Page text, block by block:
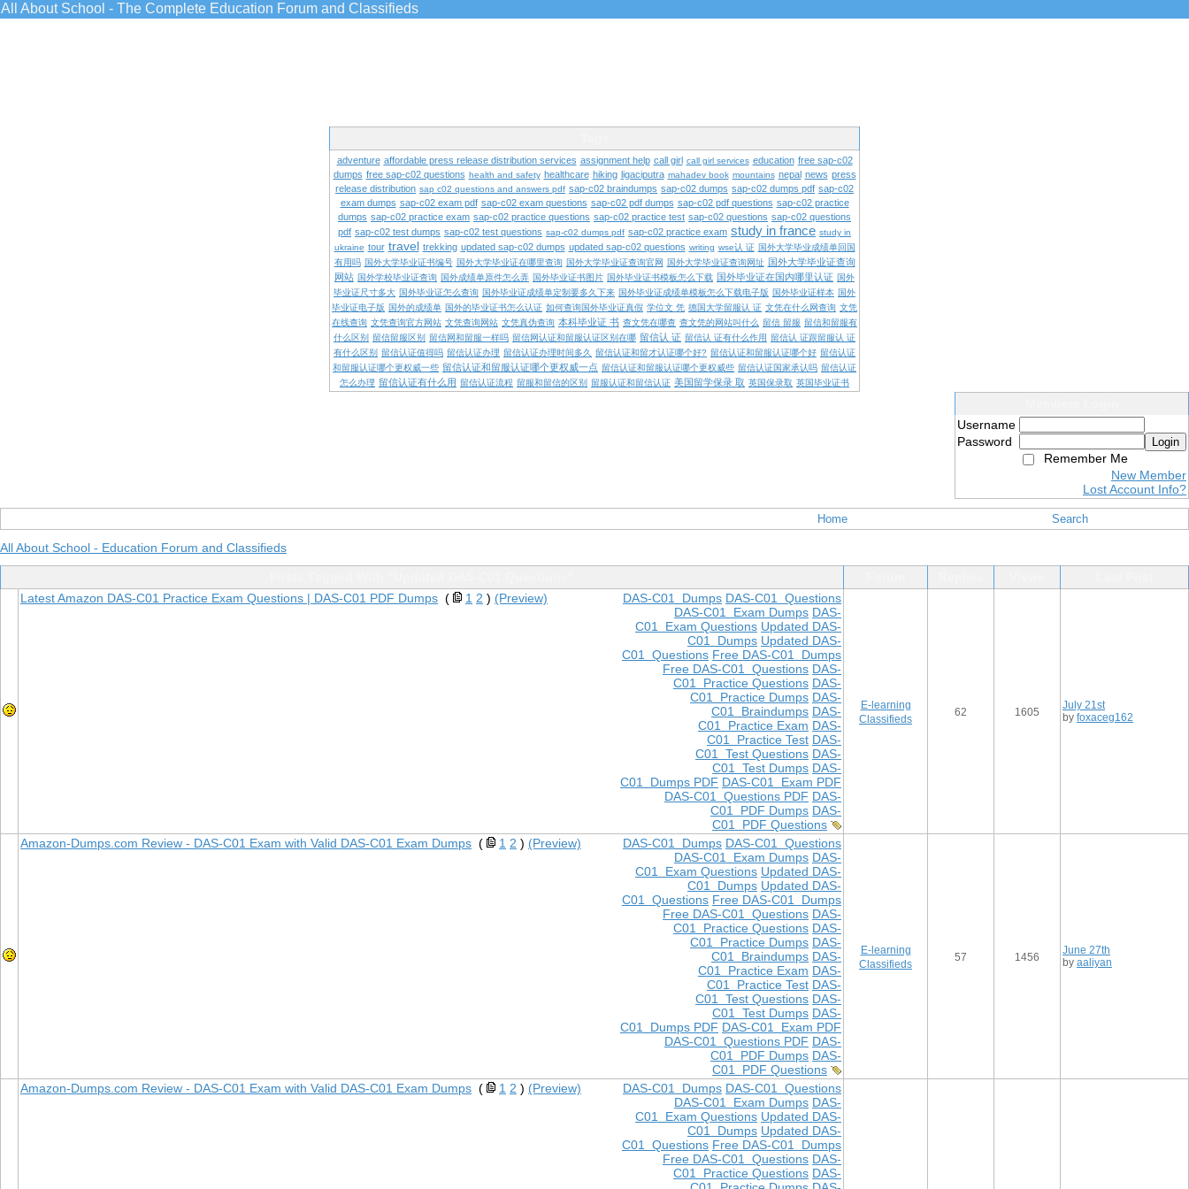
All About School - The Complete Education Forum and Classifieds
adventure affordable press release distribution services assignment help call girl call girl services education free sap-c02
dumps free sap-c02 questions health and safety healthcare hiking ligaciputra mahadev book mountains nepal news press
release distribution sap c02 questions and answers pdf sap-c02 braindumps sap-c02 dumps sap-c02 dumps pdf sap-c02
exam dumps sap-c02 exam pdf sap-c02 exam questions sap-c02 pdf dumps sap-c02 pdf questions sap-c02 practice
dumps sap-c02 practice exam sap-c02 practice questions sap-c02 practice test sap-c02 questions sap-c02 questions
pdf sap-c02 test dumps sap-c02 test questions sap-c02 dumps pdf sap-c02 practice exam study in france study in
ukraine tour travel trekking updated sap-c02 dumps updated sap-c02 questions writing wse认 证 国外大学毕业成绩单回国
有用吗 国外大学毕业证书编号 国外大学毕业证在哪里查询 国外大学毕业证查询官网 国外大学毕业证查询网址 国外大学毕业证查询
网站 国外学校毕业证查询 国外成绩单原件怎么弄 国外毕业证书图片 国外毕业证书模板怎么下载 国外毕业证在国内哪里认证 国外
毕业证尺寸多大 国外毕业证怎么查询 国外毕业证成绩单定制要多久下来 国外毕业证成绩单模板怎么下载电子版 国外毕业证样本 国外
毕业证电子版 国外的成绩单 国外的毕业证书怎么认证 如何查询国外毕业证真假 学位文 凭 德国大学留服认 证 文凭在什么网查询 文凭
在线查询 文凭查询官方网站 文凭查询网站 文凭真伪查询 本科毕业证 书 查文凭在哪查 查文凭的网站叫什么 留信 留服 留信和留服有
什么区别 留信留服区别 留信网和留服一样吗 留信网认证和留服认证区别在哪 留信认 证 留信认 证有什么作用 留信认 证跟留服认 证
有什么区别 留信认证值得吗 留信认证办理 留信认证办理时间多久 留信认证和留才认证哪个好? 留信认证和留服认证哪个好 留信认证
和留服认证哪个更权威一些 留信认证和留服认证哪个更权威一点 留信认证和留服认证哪个更权威些 留信认证国家承认吗 留信认证
怎么办理 留信认证有什么用 留信认证流程 留服和留信的区别 留服认证和留信认证 美国留学保录 取 英国保录取 英国毕业证书
Username
Password
Login
Remember Me
New Member
Lost Account Info?
Home Search
All About School - Education Forum and Classifieds
DAS-C01 Dumps DAS-C01 Questions
DAS-C01 Exam Dumps DAS-
C01 Exam Questions Updated DAS-
C01 Dumps Updated DAS-
C01 Questions Free DAS-C01 Dumps
Free DAS-C01 Questions DAS-
C01 Practice Questions DAS-
C01 Practice Dumps DAS-
C01 Braindumps DAS-
C01 Practice Exam DAS-
C01 Practice Test DAS-
C01 Test Questions DAS-
C01 Test Dumps DAS-
C01 Dumps PDF DAS-C01 Exam PDF
DAS-C01 Questions PDF DAS-
C01 PDF Dumps DAS-
C01 PDF Questions
Latest Amazon DAS-C01 Practice Exam Questions | DAS-C01 PDF Dumps ( 1 2 ) (Preview)
E-learning
Classifieds
62 1605
July 21st
by foxaceg162
DAS-C01 Dumps DAS-C01 Questions
DAS-C01 Exam Dumps DAS-
C01 Exam Questions Updated DAS-
C01 Dumps Updated DAS-
C01 Questions Free DAS-C01 Dumps
Free DAS-C01 Questions DAS-
C01 Practice Questions DAS-
C01 Practice Dumps DAS-
C01 Braindumps DAS-
C01 Practice Exam DAS-
C01 Practice Test DAS-
C01 Test Questions DAS-
C01 Test Dumps DAS-
C01 Dumps PDF DAS-C01 Exam PDF
DAS-C01 Questions PDF DAS-
C01 PDF Dumps DAS-
C01 PDF Questions
Amazon-Dumps.com Review - DAS-C01 Exam with Valid DAS-C01 Exam Dumps ( 1 2 ) (Preview)
E-learning
Classifieds
57 1456
June 27th
by aaliyan
DAS-C01 Dumps DAS-C01 Questions
DAS-C01 Exam Dumps DAS-
C01 Exam Questions Updated DAS-
C01 Dumps Updated DAS-
C01 Questions Free DAS-C01 Dumps
Free DAS-C01 Questions DAS-
C01 Practice Questions DAS-
Amazon-Dumps.com Review - DAS-C01 Exam with Valid DAS-C01 Exam Dumps ( 1 2 ) (Preview)